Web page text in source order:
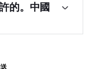
天逆回購利率
匯干預和存款準備
上貸款和抵押貸款所
的。中國
的私營銀行是數字貸
域運營。